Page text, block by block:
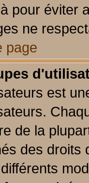
pour éviter
ne
page
est
de la
des